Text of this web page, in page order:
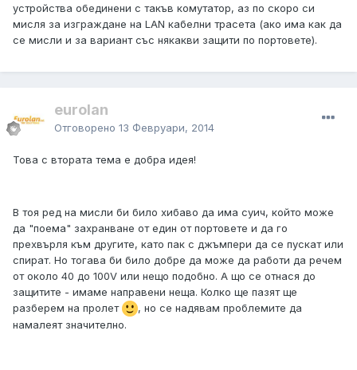
устройства обединени с такъв комутатор, аз по скоро си
мисля за изграждане на LAN кабелни трасета (ако има как да
се мисли и за вариант със някакви защити по портовете).
eurolan
Отговорено 13 Февруари, 2014
Това с втората тема е добра идея!
В тоя ред на мисли би било хибаво да има суич, който може
да "поема" захранване от един от портовете и да го
прехвърля към другите, като пак с джъмпери да се пускат или
спират. Но тогава би било добре да може да работи да речем
от около 40 до 100V или нещо подобно. А що се отнася до
защитите - имаме направени неща. Колко ще пазят ще
разберем на пролет
, но се надявам проблемите да
намалеят значително.